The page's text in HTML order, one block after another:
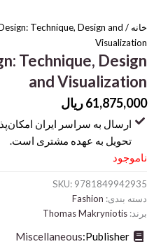
خانه /
Technique, Design and
Visualization
Technique, Design
and Visualization
61,875,000ریال
ارسال به سراسر ایران
تحویل به عهده مشتری است.
ناموجود
SKU: 9781849942935
دسته بندی: Fashion
برند: Thomas Makryniotis
Publisher:
Miscellaneous